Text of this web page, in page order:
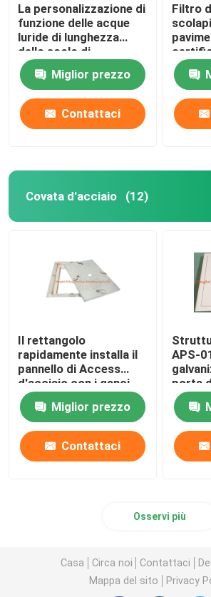
La personalizzazione di
funzione delle acque
luride di lunghezza
dello scolo di
pavimento dell'acciaio
inossidabile 0.5m
accetta
Miglior prezzo
Contattaci
Filtro
dello
Covata d'acciaio (12)
Il rettangolo
rapidamente installa il
pannello di Access
d'acciaio con i ganci
pesanti della covata
quattroMiglior prezzo
Contattaci
APS-
porta
Osservi più
Casa Circa noi Contattaci
Mappa del sito
Privacy